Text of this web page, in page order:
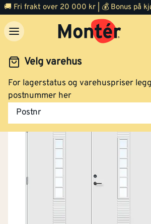
Velg varehus
For lagerstatus og varehuspriser
postnummer her
Postnr
Dør Ytterdør